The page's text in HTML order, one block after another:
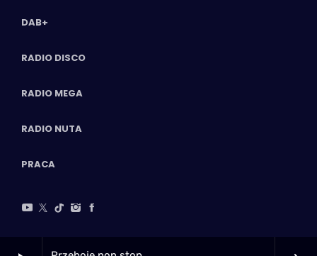
DAB+
RADIO DISCO
RADIO MEGA
RADIO NUTA
PRACA